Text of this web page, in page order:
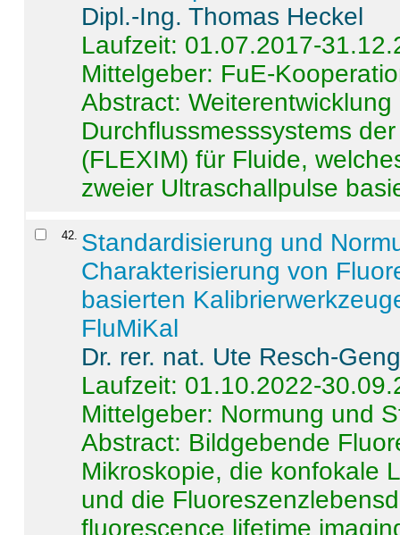
Dipl.-Ing. Thomas Heckel
Laufzeit: 01.07.2017-
Mittelgeber: FuE-
Abstract:
Durchflussmesssystems
(FLEXIM) für Fluide,
zweier Ultraschallpulse
42. Standardisierung und
Charakterisierung von
basierten
FluMiKal
Dr. rer. nat. Ute Resch-
Laufzeit: 01.10.2022-
Mittelgeber: Normung und
Abstract: Bildgebende
Mikroskopie, die konfokale
und die
fluorescence lifetime